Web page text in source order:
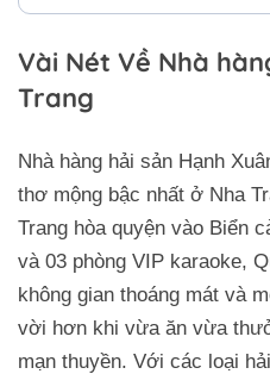
Vài Nét Về Nhà
Trang
Nhà hàng hải sản Hạnh
thơ mộng bậc nhất ở Nha
Trang hòa quyện vào Biển
và 03 phòng VIP karaoke,
không gian thoáng mát và
vời hơn khi vừa ăn vừa
mạn thuyền. Với các loại